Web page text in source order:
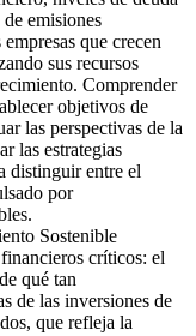
emisiones
que crecen
sus recursos
Comprender
objetivos de
las perspectivas de la
las estrategias
distinguir entre el
por
Sostenible
críticos: el
qué tan
de las inversiones de
que refleja la